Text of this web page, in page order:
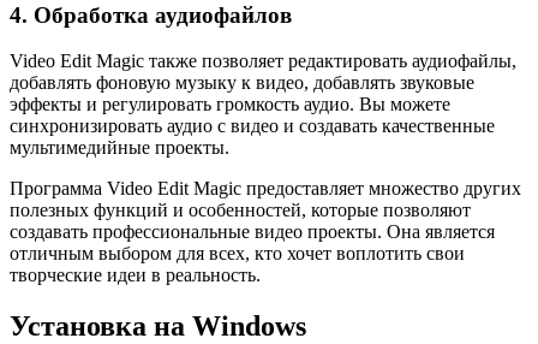
4. Обработка аудиофайлов
Video Edit Magic также позволяет редактировать аудиофайлы,
добавлять фоновую музыку к видео, добавлять звуковые
эффекты и регулировать громкость аудио. Вы можете
синхронизировать аудио с видео и создавать качественные
мультимедийные проекты.
Программа Video Edit Magic предоставляет множество других
полезных функций и особенностей, которые позволяют
создавать профессиональные видео проекты. Она является
отличным выбором для всех, кто хочет воплотить свои
творческие идеи в реальность.
Установка на Windows